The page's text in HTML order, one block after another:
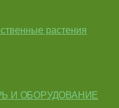
растения
И ОБОРУДОВАНИЕ